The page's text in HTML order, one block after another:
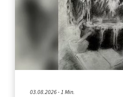
03.08.2026 - 1 Min.